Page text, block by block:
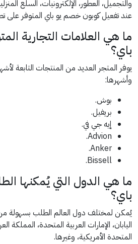
والتجميل، العطور، الإلكترونيات، السلع
عند تفعيل كوبون خصم يو باي المتوفر على
ما هي العلامات التجارية
باي؟
يوفر المتجر العديد من المنتجات التابعة
وأشهرها:
بوش.
بريفيل.
إيه جي في.
Advion.
Anker.
Bissell.
ما هي الدول التي يُمكنها
باي؟
يُمكن لمختلف دول العالم الطلب بسهولة من
اليابان، الإمارات العربية المتحدة، المملكة
المتحدة الأمريكية، وغيرها.